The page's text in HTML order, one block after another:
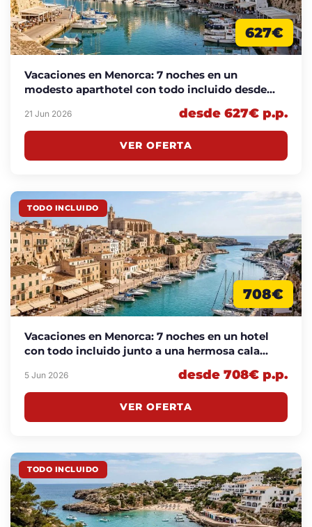
627€
Vacaciones en Menorca: 7 noches en un
modesto aparthotel con todo incluido desde
21 Jun 2026 desde 627€ p.p.
VER OFERTA
TODO INCLUIDO
708€
Vacaciones en Menorca: 7 noches en un hotel
con todo incluido junto a una hermosa cala
5 Jun 2026 desde 708€ p.p.
VER OFERTA
TODO INCLUIDO